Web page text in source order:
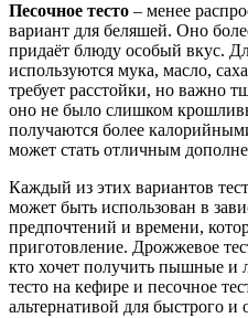
Песочное тесто – менее
вариант для беляшей. Оно
придаёт блюду особый вкус.
используются мука, масло,
требует расстойки, но важно
оно не было слишком
получаются более
может стать отличным
Каждый из этих вариантов
может быть использован в
предпочтений и времени,
приготовление. Дрожжевое
кто хочет получить пышные и
тесто на кефире и песочное
альтернативой для быстрого и